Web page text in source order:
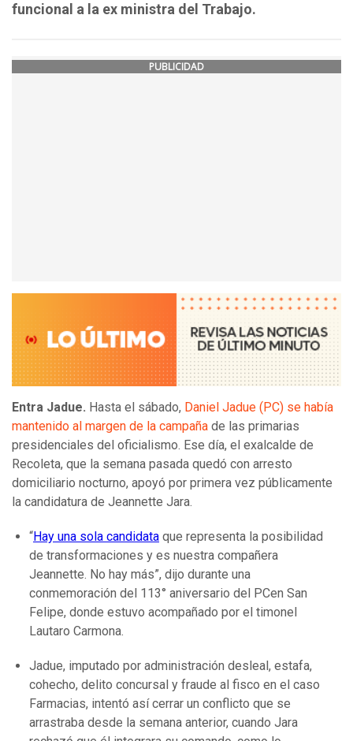
funcional a la ex ministra del Trabajo.
PUBLICIDAD
Entra Jadue. Hasta el sábado, Daniel Jadue (PC) se había
mantenido al margen de la campaña de las primarias
presidenciales del oficialismo. Ese día, el exalcalde de
Recoleta, que la semana pasada quedó con arresto
domiciliario nocturno, apoyó por primera vez públicamente
la candidatura de Jeannette Jara.
“Hay una sola candidata que representa la posibilidad
de transformaciones y es nuestra compañera
Jeannette. No hay más”, dijo durante una
conmemoración del 113° aniversario del PCen San
Felipe, donde estuvo acompañado por el timonel
Lautaro Carmona.
Jadue, imputado por administración desleal, estafa,
cohecho, delito concursal y fraude al fisco en el caso
Farmacias, intentó así cerrar un conflicto que se
arrastraba desde la semana anterior, cuando Jara